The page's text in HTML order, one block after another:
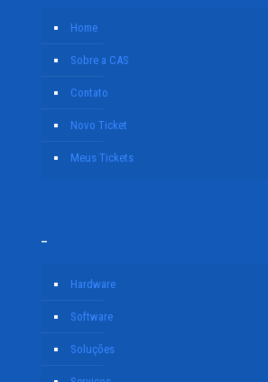
Home
Sobre a CAS
Contato
Novo Ticket
Meus Tickets
–
Hardware
Software
Soluções